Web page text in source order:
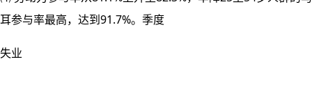
耳参与率最高，达到91.7%。季度
失业